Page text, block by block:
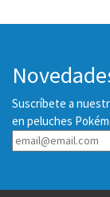
Suscríbete a
en peluches